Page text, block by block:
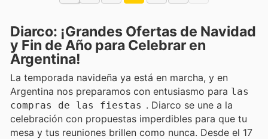
Diarco: ¡Grandes Ofertas de Navidad
y Fin de Año para Celebrar en
Argentina!
La temporada navideña ya está en marcha, y en
Argentina nos preparamos con entusiasmo para las
compras de las fiestas . Diarco se une a la
celebración con propuestas imperdibles para que tu
mesa y tus reuniones brillen como nunca. Desde el 17